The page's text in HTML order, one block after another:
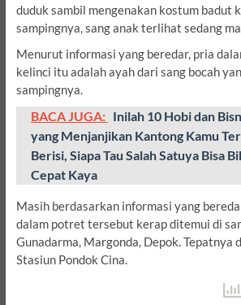
duduk sambil mengenakan kostum badut
sampingnya, sang anak terlihat sedang
Menurut informasi yang beredar, pria
kelinci itu adalah ayah dari sang bocah
sampingnya.
BACA JUGA: Inilah 10 Hobi dan
yang Menjanjikan Kantong Kamu
Berisi, Siapa Tau Salah Satuya Bisa
Cepat Kaya
Masih berdasarkan informasi yang
dalam potret tersebut kerap ditemui di
Gunadarma, Margonda, Depok. Tepatnya
Stasiun Pondok Cina.